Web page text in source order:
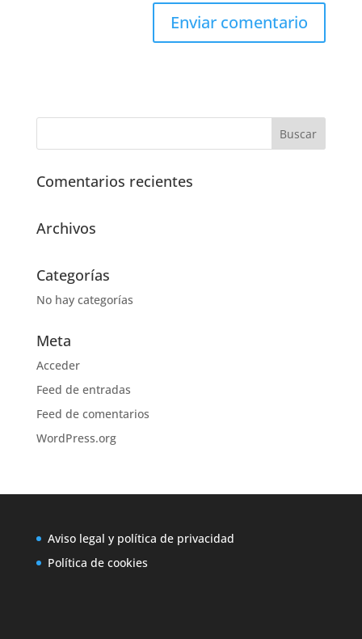
Comentarios recientes
Archivos
Categorías
No hay categorías
Meta
Acceder
Feed de entradas
Feed de comentarios
WordPress.org
Aviso legal y política de privacidad
Política de cookies